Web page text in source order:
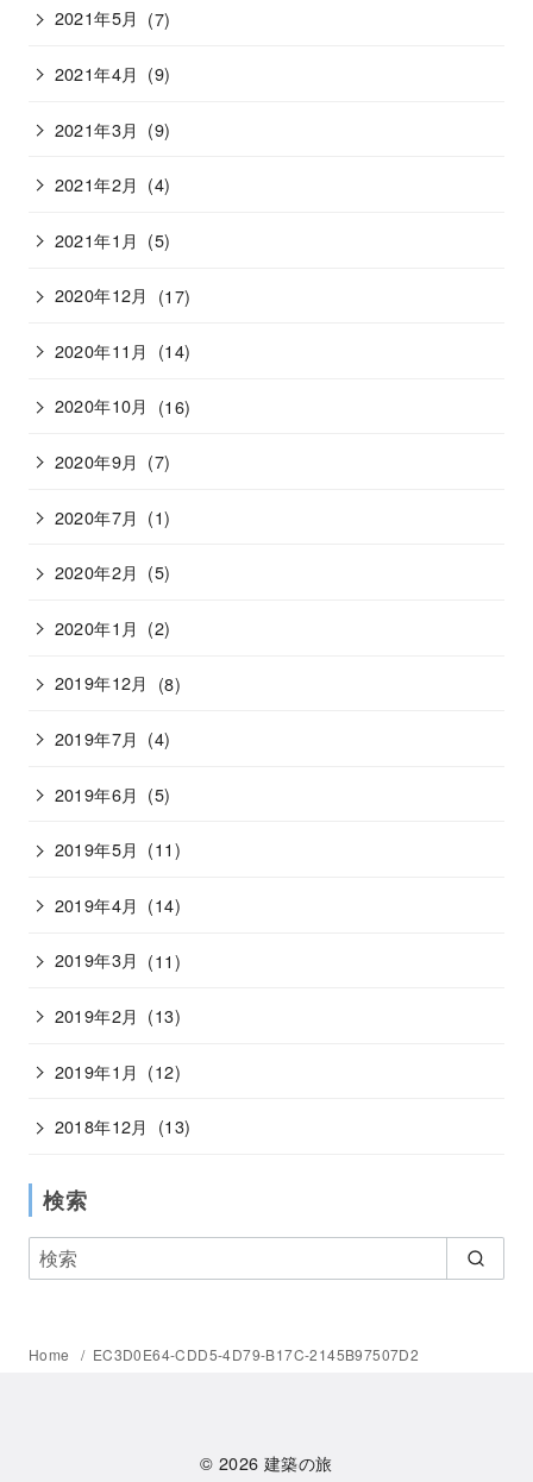
2021年5月 (7)
2021年4月 (9)
2021年3月 (9)
2021年2月 (4)
2021年1月 (5)
2020年12月 (17)
2020年11月 (14)
2020年10月 (16)
2020年9月 (7)
2020年7月 (1)
2020年2月 (5)
2020年1月 (2)
2019年12月 (8)
2019年7月 (4)
2019年6月 (5)
2019年5月 (11)
2019年4月 (14)
2019年3月 (11)
2019年2月 (13)
2019年1月 (12)
2018年12月 (13)
検索
Home EC3D0E64-CDD5-4D79-B17C-2145B97507D2
© 2026建築の旅